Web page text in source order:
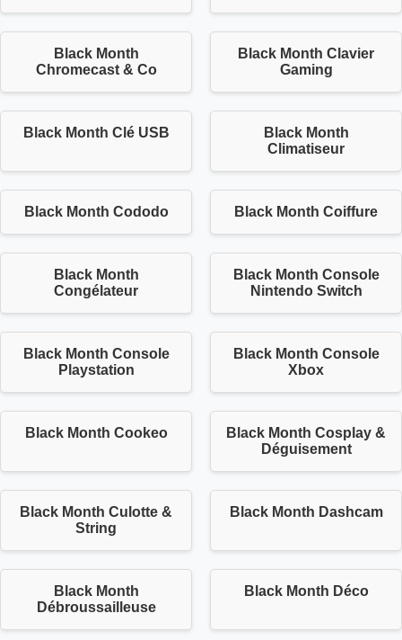
Black Month
Chromecast & Co
Black Month Clavier
Gaming
Black Month Clé USB
Black Month
Climatiseur
Black Month Cododo Black Month Coiffure
Black Month
Congélateur
Black Month Console
Nintendo Switch
Black Month Console
Playstation
Black Month Console
Xbox
Black Month Cookeo
Black Month Cosplay &
Déguisement
Black Month Culotte &
String
Black Month Dashcam
Black Month
Débroussailleuse
Black Month Déco